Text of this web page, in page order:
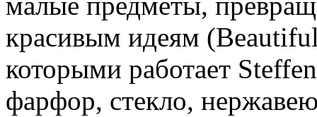
красивым идеям
которыми работает
фарфор, стекло,